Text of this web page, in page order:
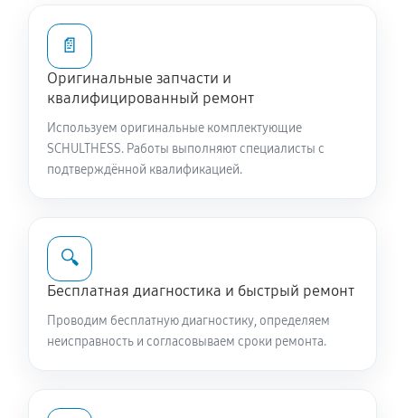
Ремонт или замена патрубка
Замена жгута электропроводки
1130 руб 60 минут
Чистка сливного фильтра
770 руб
📄
Оригинальные запчасти и
квалифицированный ремонт
Используем оригинальные комплектующие
SCHULTHESS. Работы выполняют специалисты с
подтверждённой квалификацией.
🔍
Бесплатная диагностика и быстрый ремонт
Проводим бесплатную диагностику, определяем
неисправность и согласовываем сроки ремонта.